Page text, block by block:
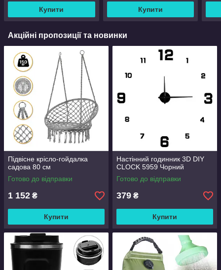
Купити Купити
Акційні пропозиції та новинки
Підвісне крісло-гойдалка
садова 80 см
Готово до відправки
1 152 ₴
Купити
Настінний годинник 3D DIY
CLOCK 5959 Чорний
Готово до відправки
379 ₴
Купити